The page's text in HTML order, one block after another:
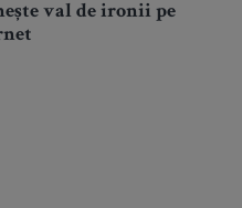
val de ironii pe